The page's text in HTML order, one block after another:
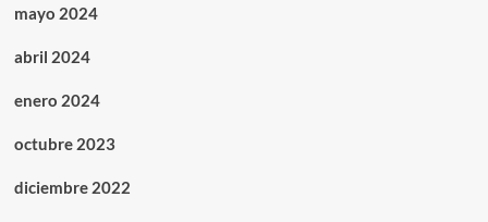
mayo 2024
abril 2024
enero 2024
octubre 2023
diciembre 2022